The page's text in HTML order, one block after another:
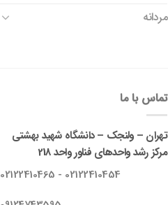
مردانه
تماس با ما
تهران – ولنجک – دانشگاه شهید بهشتی
مرکز رشد واحدهای فناور واحد 218
02122410454 - 02122410465